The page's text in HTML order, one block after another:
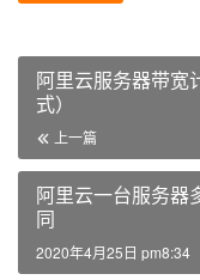
阿里云服务器带宽
式）
上一篇
阿里云一台服务器
同
2020年4月25日 pm8:34